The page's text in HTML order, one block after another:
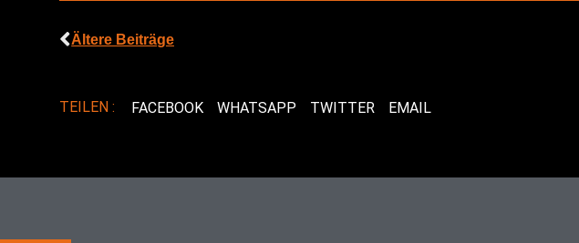
Ältere Beiträge
TEILEN : FACEBOOK WHATSAPP TWITTER EMAIL